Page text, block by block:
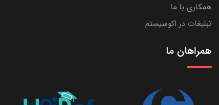
همکاری با ما
تبلیغات در اکوسیستم
همراهان ما